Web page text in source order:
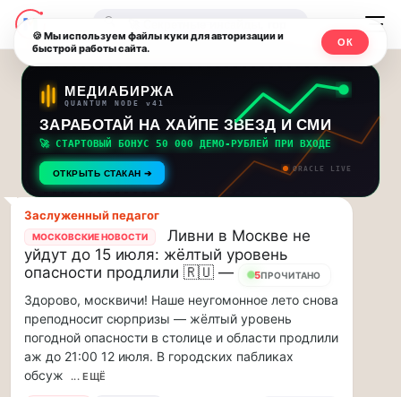
Последние
новости
обновления
потока:
Друзья,
приглашаем
на
музыкальную
прогулку
по
Москве
Чайковского!…
Друзья,
приглашаем
на
Москвичи.net
—
Главный
столичный
чат-
мессенджер,
новости
и
инсайды
Москвы
🔍
МЕДИАБИРЖА
QUANTUM NODE v41
ЗАРАБОТАЙ НА ХАЙПЕ ЗВЕЗД И СМИ
🚀 СТАРТОВЫЙ БОНУС 50 000 ДЕМО-РУБЛЕЙ ПРИ ВХОДЕ
ОТКРЫТЬ СТАКАН ➔ ORACLE LIVE
Заслуженный педагог
МОСКОВСКИЕ НОВОСТИ
Ливни в Москве не
уйдут до 15 июля: жёлтый уровень
опасности продлили 🇷🇺 —
5ПРОЧИТАНО
Здорово, москвичи! Наше неугомонное лето снова
преподносит сюрпризы — жёлтый уровень
погодной опасности в столице и области продлили
аж до 21:00 12 июля. В городских пабликах
обсуж
... ЕЩЁ
🍪 Мы используем файлы куки для авторизации и
быстрой работы сайта.
ОК